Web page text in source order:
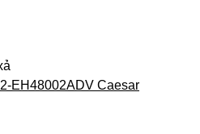
EH48002ADV Caesar